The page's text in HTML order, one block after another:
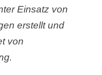
Einsatz von
erstellt und
von